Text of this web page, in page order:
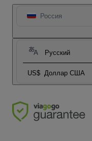
Россия
Русский
US$ Доллар США